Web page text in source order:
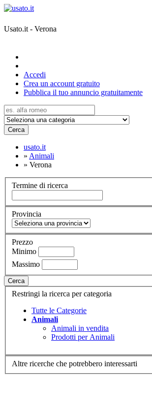
Usato.it - Verona
Accedi
Crea un account gratuito
Pubblica il tuo annuncio gratuitamente
Cerca
usato.it
» Animali
» Verona
Termine di ricerca
Provincia
Prezzo
Minimo
Massimo
Cerca
Restringi la ricerca per categoria
Tutte le Categorie
Animali
Animali in vendita
Prodotti per Animali
Altre ricerche che potrebbero interessarti